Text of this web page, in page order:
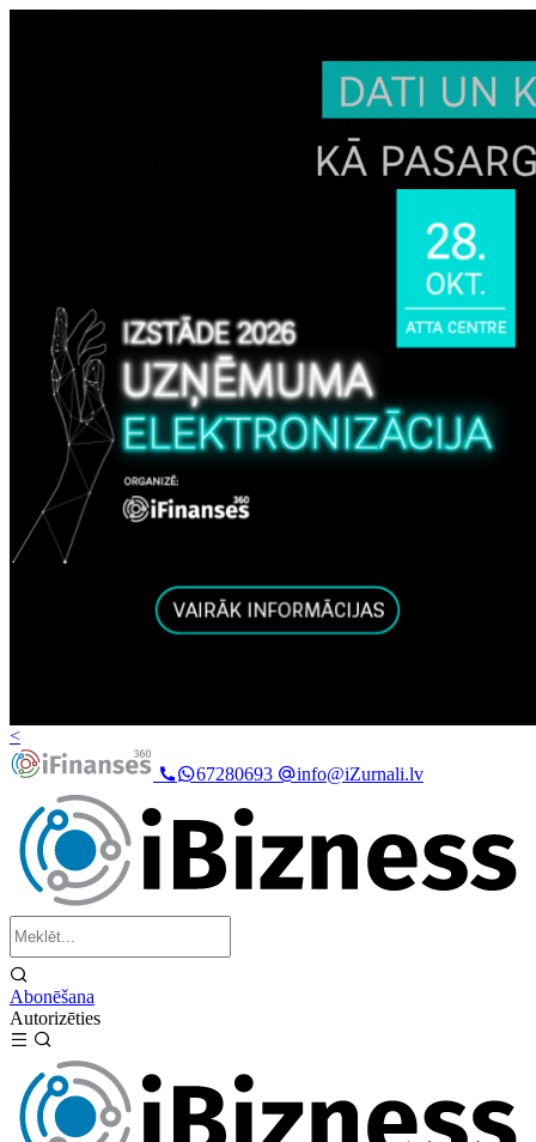
<
67280693
info@iZurnali.lv
Abonēšana
Autorizēties